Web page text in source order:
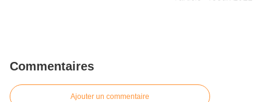
Commentaires
Ajouter un commentaire